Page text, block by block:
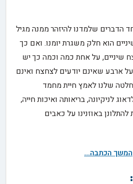
הדברים שלמדנו להיזהר ממנה מגיל
הוא חלק משגרת יומנו. ואם כך
שיניים, על אחת כמה וכמה כך יש
ארבע שאינם יודעים לצחצח ואינם
שלנו לאמץ חיית מחמד
לניקיונה, בריאותה ואיכות חייה,
באוזנינו על כאבים
המשך הכתבה...